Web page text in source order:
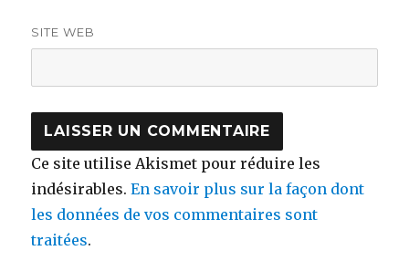
SITE WEB
Ce site utilise Akismet pour réduire les
indésirables.En savoir plus sur la façon dont
les données de vos commentaires sont
traitées.